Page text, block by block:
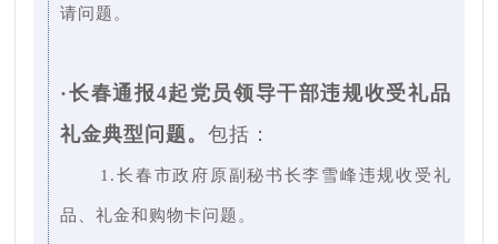
请问题。
·长春通报4起党员领导干部违规收受礼品
礼金典型问题。包括：
1.长春市政府原副秘书长李雪峰违规收受礼
品、礼金和购物卡问题。